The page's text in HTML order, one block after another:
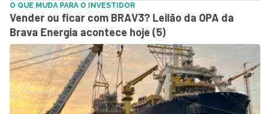
O QUE MUDA PARA O INVESTIDOR
Vender ou ficar com BRAV3? Leilão da OPA da
Brava Energia acontece hoje (5)